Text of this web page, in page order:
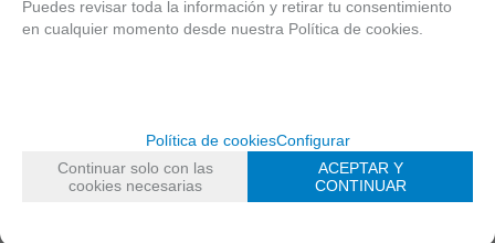
Puedes revisar toda la información y retirar tu consentimiento
en cualquier momento desde nuestra Política de cookies.
Política de cookiesConfigurar
Continuar solo con las
cookies necesarias
ACEPTAR Y
CONTINUAR